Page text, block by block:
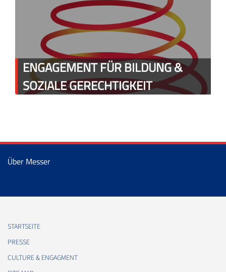
ENGAGEMENT FÜR BILDUNG &
SOZIALE GERECHTIGKEIT
Über Messer
STARTSEITE
PRESSE
CULTURE & ENGAGMENT